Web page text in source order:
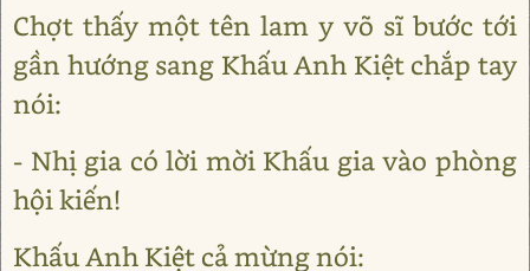
Chợt thấy một tên lam y võ sĩ bước tới
gần hướng sang Khấu Anh Kiệt chắp tay
nói:
- Nhị gia có lời mời Khấu gia vào phòng
hội kiến!
Khấu Anh Kiệt cả mừng nói: